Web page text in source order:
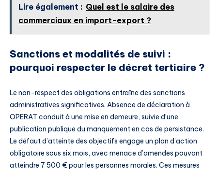
Lire également : Quel est le salaire des
commerciaux en import-export ?
Sanctions et modalités de suivi :
pourquoi respecter le décret tertiaire ?
Le non-respect des obligations entraîne des sanctions
administratives significatives. Absence de déclaration à
OPERAT conduit à une mise en demeure, suivie d’une
publication publique du manquement en cas de persistance.
Le défaut d’atteinte des objectifs engage un plan d’action
obligatoire sous six mois, avec menace d’amendes pouvant
atteindre 7 500 € pour les personnes morales. Ces mesures